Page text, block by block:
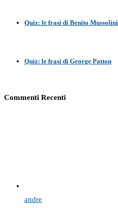
Quiz: le frasi di Benito Mussolini
Quiz: le frasi di George Patton
Commenti Recenti
andre